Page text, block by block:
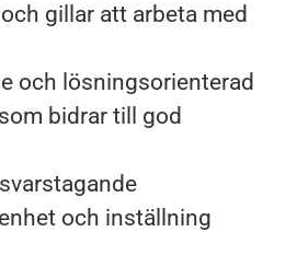
gillar att arbeta med
och lösningsorienterad
bidrar till god
och inställning